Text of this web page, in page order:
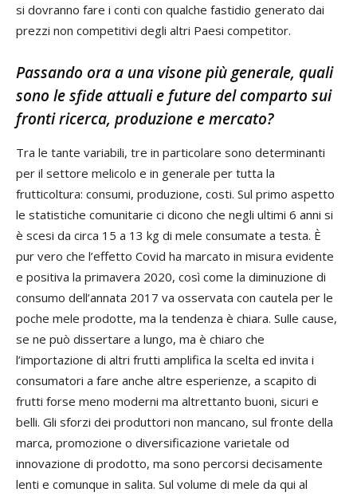
si dovranno fare i conti con qualche fastidio generato dai
prezzi non competitivi degli altri Paesi competitor.
Passando ora a una visone più generale, quali
sono le sfide attuali e future del comparto sui
fronti ricerca, produzione e mercato?
Tra le tante variabili, tre in particolare sono determinanti
per il settore melicolo e in generale per tutta la
frutticoltura: consumi, produzione, costi. Sul primo aspetto
le statistiche comunitarie ci dicono che negli ultimi 6 anni si
è scesi da circa 15 a 13 kg di mele consumate a testa. È
pur vero che l’effetto Covid ha marcato in misura evidente
e positiva la primavera 2020, così come la diminuzione di
consumo dell’annata 2017 va osservata con cautela per le
poche mele prodotte, ma la tendenza è chiara. Sulle cause,
se ne può dissertare a lungo, ma è chiaro che
l’importazione di altri frutti amplifica la scelta ed invita i
consumatori a fare anche altre esperienze, a scapito di
frutti forse meno moderni ma altrettanto buoni, sicuri e
belli. Gli sforzi dei produttori non mancano, sul fronte della
marca, promozione o diversificazione varietale od
innovazione di prodotto, ma sono percorsi decisamente
lenti e comunque in salita. Sul volume di mele da qui al